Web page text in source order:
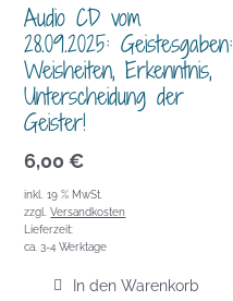
Audio CD vom
28.09.2025: Geistesgaben:
Weisheiten, Erkenntnis,
Unterscheidung der
Geister!
6,00 €
inkl. 19 % MwSt.
zzgl.Versandkosten
Lieferzeit:
ca. 3-4 Werktage
In den Warenkorb